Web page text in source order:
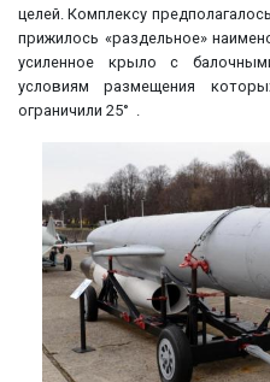
целей. Комплексу
прижилось «раздельное»
усиленное крыло с
условиям размещения
ограничили 25° .